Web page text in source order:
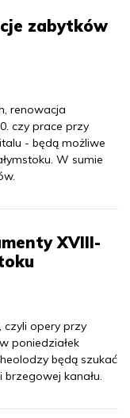
zabytków
renowacja
czy prace przy
- będą możliwe
W sumie
XVIII-
czyli opery przy
poniedziałek
będą szukać
kanału.